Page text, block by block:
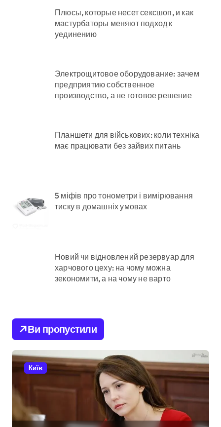
Плюсы, которые несет сексшоп, и как
мастурбаторы меняют подход к
уединению
Электрощитовое оборудование: зачем
предприятию собственное
производство, а не готовое решение
Планшети для військових: коли техніка
має працювати без зайвих питань
5 міфів про тонометри і вимірювання
тиску в домашніх умовах
Новий чи відновлений резервуар для
харчового цеху: на чому можна
зекономити, а на чому не варто
Ви пропустили
Київ